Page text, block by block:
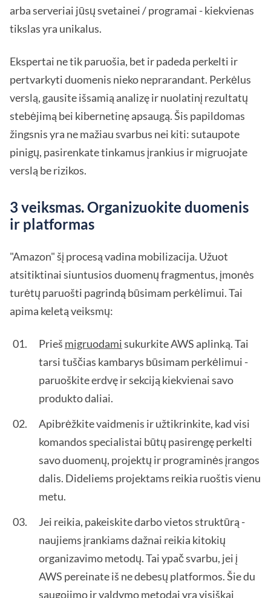
arba serveriai jūsų svetainei / programai - kiekvienas
tikslas yra unikalus.
Ekspertai ne tik paruošia, bet ir padeda perkelti ir
pertvarkyti duomenis nieko neprarandant. Perkėlus
verslą, gausite išsamią analizę ir nuolatinį rezultatų
stebėjimą bei kibernetinę apsaugą. Šis papildomas
žingsnis yra ne mažiau svarbus nei kiti: sutaupote
pinigų, pasirenkate tinkamus įrankius ir migruojate
verslą be rizikos.
3 veiksmas. Organizuokite duomenis
ir platformas
"Amazon" šį procesą vadina mobilizacija. Užuot
atsitiktinai siuntusios duomenų fragmentus, įmonės
turėtų paruošti pagrindą būsimam perkėlimui. Tai
apima keletą veiksmų:
Prieš migruodamisukurkite AWS aplinką. Tai
tarsi tuščias kambarys būsimam perkėlimui -
paruoškite erdvę ir sekciją kiekvienai savo
produkto daliai.
Apibrėžkite vaidmenis ir užtikrinkite, kad visi
komandos specialistai būtų pasirengę perkelti
savo duomenų, projektų ir programinės įrangos
dalis. Dideliems projektams reikia ruoštis vienu
metu.
Jei reikia, pakeiskite darbo vietos struktūrą -
naujiems įrankiams dažnai reikia kitokių
organizavimo metodų. Tai ypač svarbu, jei į
AWS pereinate iš ne debesų platformos. Šie du
saugojimo ir valdymo metodai yra visiškai